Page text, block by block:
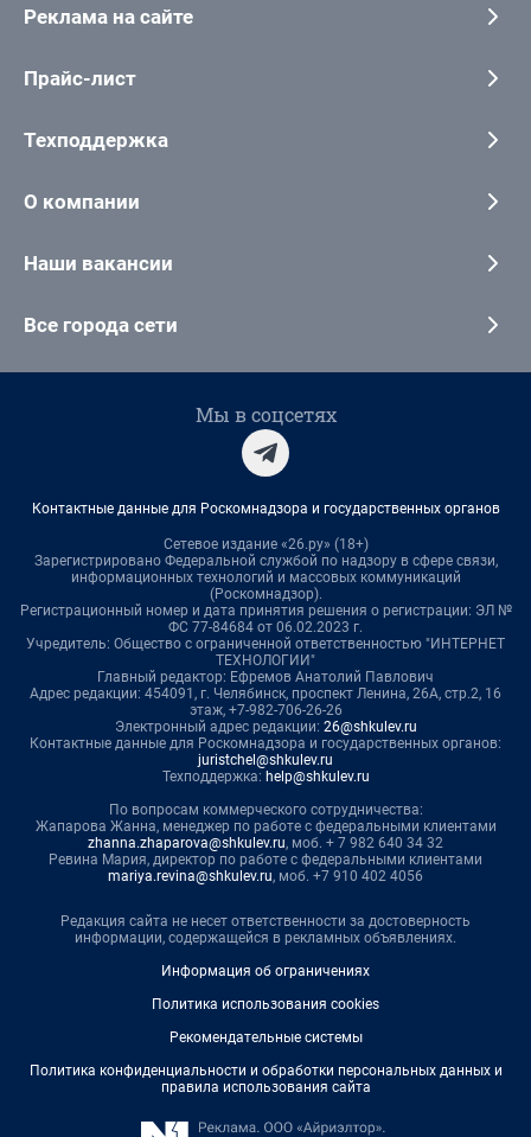
Реклама на сайте
Прайс-лист
Техподдержка
О компании
Наши вакансии
Все города сети
Мы в соцсетях
Контактные данные для Роскомнадзора и государственных органов
Сетевое издание «26.ру» (18+)
Зарегистрировано Федеральной службой по надзору в сфере связи,
информационных технологий и массовых коммуникаций
(Роскомнадзор).
Регистрационный номер и дата принятия решения о регистрации: ЭЛ №
ФС 77-84684 от 06.02.2023 г.
Учредитель: Общество с ограниченной ответственностью "ИНТЕРНЕТ
ТЕХНОЛОГИИ"
Главный редактор: Ефремов Анатолий Павлович
Адрес редакции: 454091, г. Челябинск, проспект Ленина, 26А, стр.2, 16
этаж, +7-982-706-26-26
Электронный адрес редакции: 26@shkulev.ru
Контактные данные для Роскомнадзора и государственных органов:
juristchel@shkulev.ru
Техподдержка: help@shkulev.ru
По вопросам коммерческого сотрудничества:
Жапарова Жанна, менеджер по работе с федеральными клиентами
zhanna.zhaparova@shkulev.ru, моб. + 7 982 640 34 32
Ревина Мария, директор по работе с федеральными клиентами
mariya.revina@shkulev.ru, моб. +7 910 402 4056
Редакция сайта не несет ответственности за достоверность
информации, содержащейся в рекламных объявлениях.
Информация об ограничениях
Политика использования cookies
Рекомендательные системы
Политика конфиденциальности и обработки персональных данных и
правила использования сайта